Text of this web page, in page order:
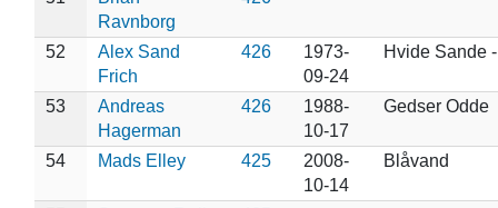
Ravnborg
52
Alex Sand
Frich
426
1973-
09-24
Hvide Sande
53
Andreas
Hagerman
426
1988-
10-17
Gedser Odde
54 Mads Elley 425
2008-
10-14
Blåvand